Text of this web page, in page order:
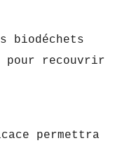
biodéchets
pour recouvrir
permettra